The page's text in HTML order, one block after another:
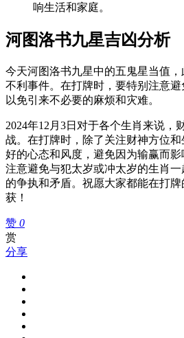
响生活和家庭。
河图洛书九星吉凶分析
今天河图洛书九星中的五鬼星当值
不利事件。在打牌时，要特别注意避
以免引来不必要的麻烦和灾难。
2024年12月3日对于各个生肖来说，
战。在打牌时，除了关注财神方位
好的心态和风度，避免因为输赢而
注意避免与犯太岁或冲太岁的生肖
的争执和矛盾。祝愿大家都能在打
获！
赞 0
赏
分享